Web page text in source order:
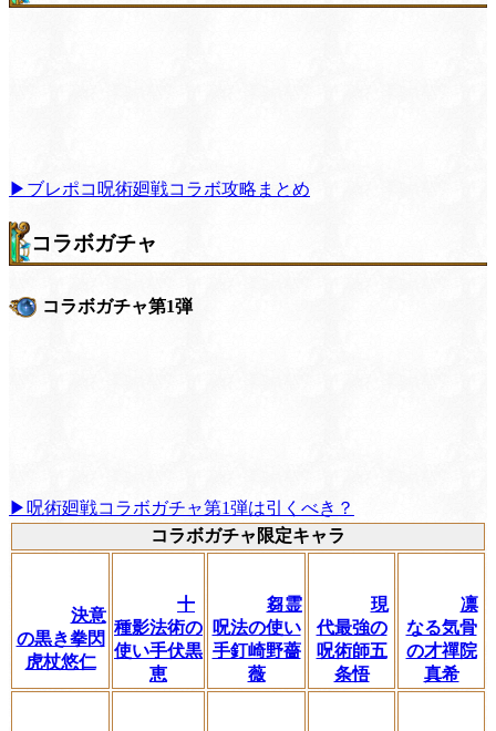
▶︎ブレポコ呪術廻戦コラボ攻略まとめ
コラボガチャ
コラボガチャ第1弾
▶呪術廻戦コラボガチャ第1弾は引くべき？
コラボガチャ限定キャラ
決意
の黒き拳閃
虎杖悠仁
十
種影法術の
使い手伏黒
恵
芻霊
呪法の使い
手釘崎野薔
薇
現
代最強の
呪術師五
条悟
凛
なる気骨
の才禪院
真希